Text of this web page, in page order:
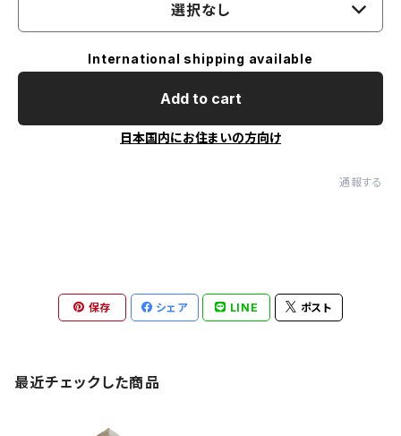
選択なし
International shipping available
Add to cart
日本国内にお住まいの方向け
通報する
保存 シェア LINE ポスト
最近チェックした商品